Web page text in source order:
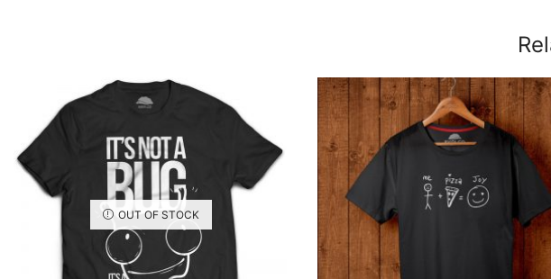
OUT OF STOCK